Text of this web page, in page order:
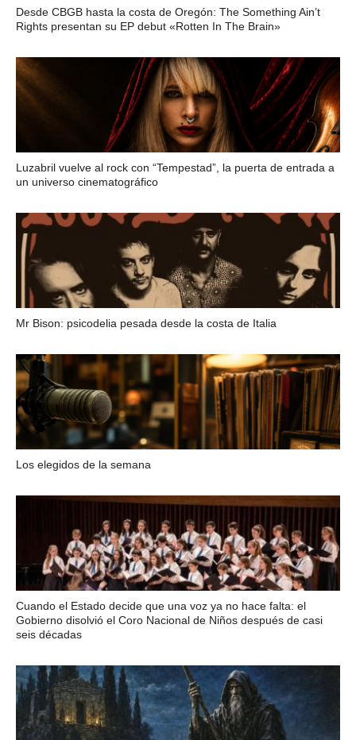
Desde CBGB hasta la costa de Oregón: The Something Ain’t
Rights presentan su EP debut «Rotten In The Brain»
Luzabril vuelve al rock con “Tempestad”, la puerta de entrada a
un universo cinematográfico
Mr Bison: psicodelia pesada desde la costa de Italia
Los elegidos de la semana
Cuando el Estado decide que una voz ya no hace falta: el
Gobierno disolvió el Coro Nacional de Niños después de casi
seis décadas